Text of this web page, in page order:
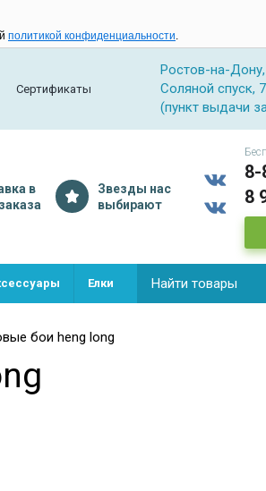
политикой конфиденциальности.
Сертификаты
Ростов-на-Дону,
Соляной спуск, 7
(пункт выдачи
в
Звезды нас
выбирают
8-
8
Елки
бои heng long